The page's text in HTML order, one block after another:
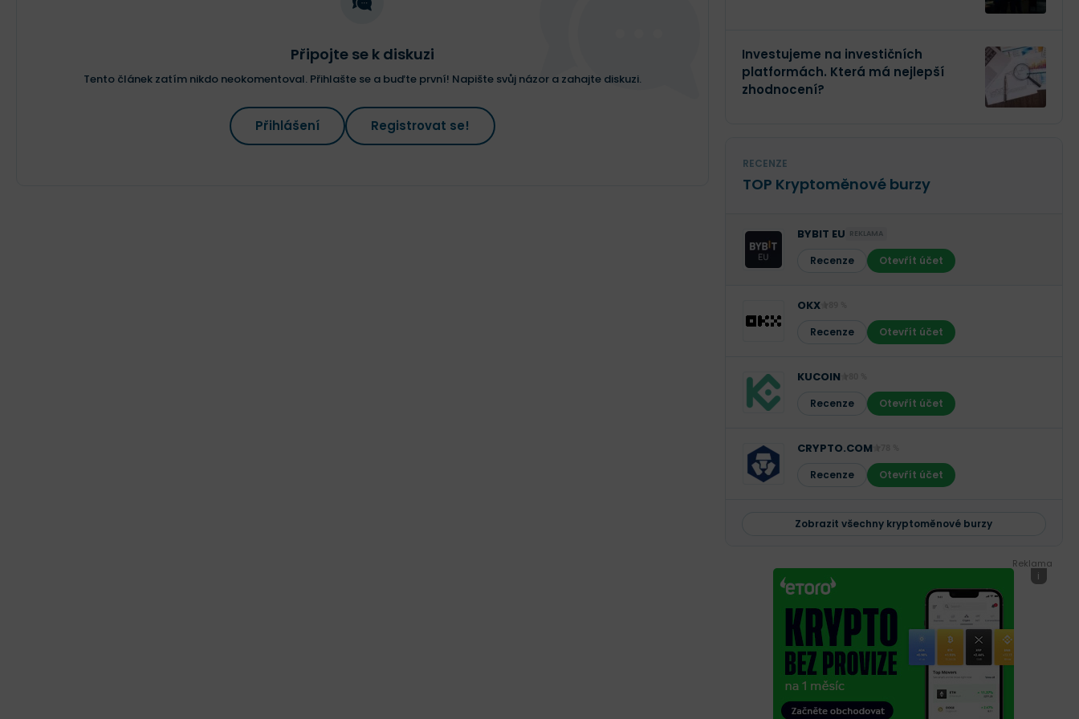
Připojte se k diskuzi
Tento článek zatím nikdo neokomentoval. Přihlašte se a buďte první! Napište svůj názor a zahajte diskuzi.
Přihlášení Registrovat se!
Investujeme na investičních
platformách. Která má nejlepší
zhodnocení?
RECENZE
TOP Kryptoměnové burzy
BYBIT EU REKLAMA
Recenze Otevřít účet
OKX
Recenze Otevřít účet
KUCOIN
Recenze Otevřít účet
CRYPTO.COM
Recenze Otevřít účet
Zobrazit všechny kryptoměnové burzy
Reklama
i